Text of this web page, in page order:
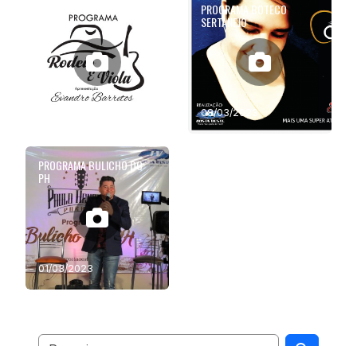
PROGRAMA BOTECO
SERTANEJO
08/03/2023
PROGRAMA BULICHO DO
PH
01/03/2023